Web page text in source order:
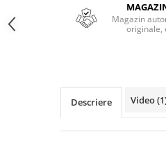
Magazin
originale,
Descriere Video